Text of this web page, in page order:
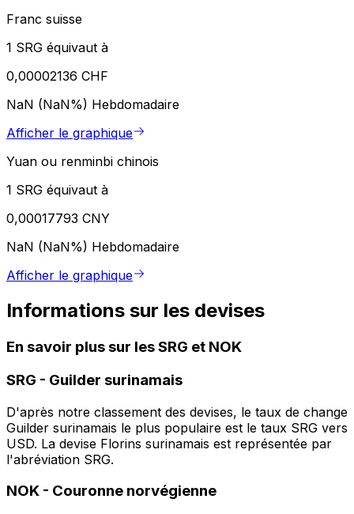
Franc suisse
1 SRG équivaut à
0,00002136 CHF
NaN (NaN%) Hebdomadaire
Afficher le graphique
Yuan ou renminbi chinois
1 SRG équivaut à
0,00017793 CNY
NaN (NaN%) Hebdomadaire
Afficher le graphique
Informations sur les devises
En savoir plus sur les SRG et NOK
SRG - Guilder surinamais
D'après notre classement des devises, le taux de change
Guilder surinamais le plus populaire est le taux SRG vers
USD. La devise Florins surinamais est représentée par
l'abréviation SRG.
NOK - Couronne norvégienne